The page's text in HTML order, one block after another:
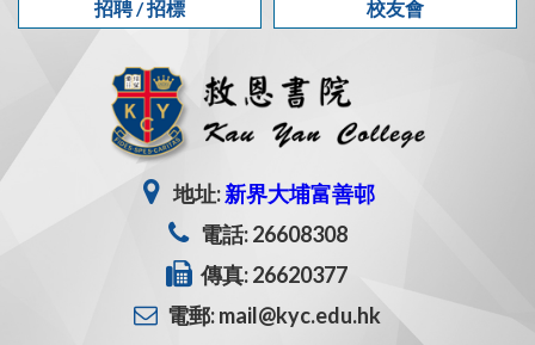
招聘 / 招標 校友會
地址:新界大埔富善邨
電話: 26608308
傳真: 26620377
電郵: mail@kyc.edu.hk